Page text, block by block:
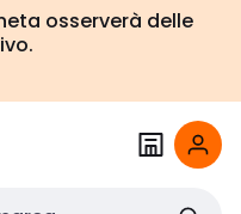
osserverà delle